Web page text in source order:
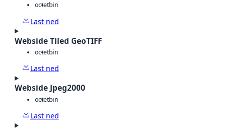
octetbin
Last ned
Webside Tiled GeoTIFF
octetbin
Last ned
Webside Jpeg2000
octetbin
Last ned